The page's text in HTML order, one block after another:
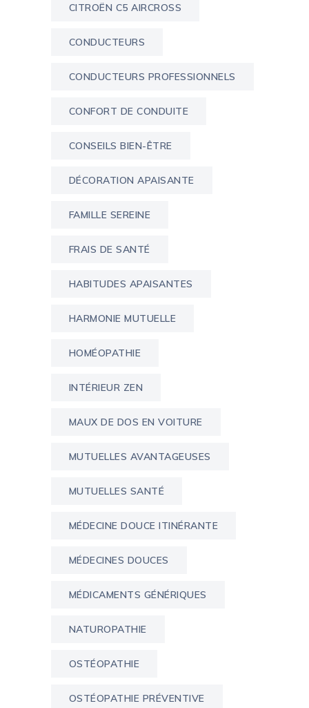
CITROËN C5 AIRCROSS
CONDUCTEURS
CONDUCTEURS PROFESSIONNELS
CONFORT DE CONDUITE
CONSEILS BIEN-ÊTRE
DÉCORATION APAISANTE
FAMILLE SEREINE
FRAIS DE SANTÉ
HABITUDES APAISANTES
HARMONIE MUTUELLE
HOMÉOPATHIE
INTÉRIEUR ZEN
MAUX DE DOS EN VOITURE
MUTUELLES AVANTAGEUSES
MUTUELLES SANTÉ
MÉDECINE DOUCE ITINÉRANTE
MÉDECINES DOUCES
MÉDICAMENTS GÉNÉRIQUES
NATUROPATHIE
OSTÉOPATHIE
OSTÉOPATHIE PRÉVENTIVE